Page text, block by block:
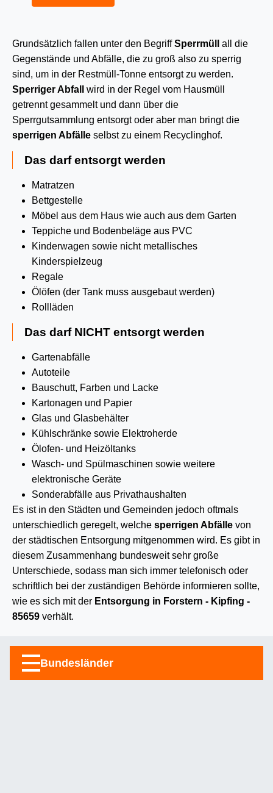
Grundsätzlich fallen unter den BegriffSperrmüll
all die
Gegenstände und Abfälle, die zu groß also zu sperrig
sind, um in der Restmüll-Tonne entsorgt zu werden.
Sperriger Abfall
wird in der Regel vom Hausmüll
getrennt gesammelt und dann über die
Sperrgutsammlung entsorgt oder aber man bringt die
sperrigen Abfälle selbst zu einem Recyclinghof.
Das darf entsorgt werden
Matratzen
Bettgestelle
Möbel aus dem Haus wie auch aus dem Garten
Teppiche und Bodenbeläge aus PVC
Kinderwagen sowie nicht metallisches
Kinderspielzeug
Regale
Ölöfen (der Tank muss ausgebaut werden)
Rollläden
Das darf NICHT entsorgt werden
Gartenabfälle
Autoteile
Bauschutt, Farben und Lacke
Kartonagen und Papier
Glas und Glasbehälter
Kühlschränke sowie Elektroherde
Ölofen- und Heizöltanks
Wasch- und Spülmaschinen sowie weitere
elektronische Geräte
Sonderabfälle aus Privathaushalten
Es ist in den Städten und Gemeinden jedoch oftmals
unterschiedlich geregelt, welche sperrigen Abfälle von
der städtischen Entsorgung mitgenommen wird. Es gibt in
diesem Zusammenhang bundesweit sehr große
Unterschiede, sodass man sich immer telefonisch oder
schriftlich bei der zuständigen Behörde informieren sollte,
wie es sich mit der Entsorgung in Forstern - Kipfing -
85659 verhält.
Bundesländer